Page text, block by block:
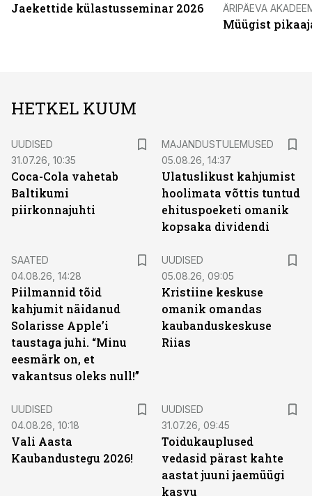
Jaekettide külastusseminar 2026 ÄRIPÄEVA
Müügist
HETKEL KUUM
UUDISED
31.07.26, 10:35
Coca-Cola vahetab
Baltikumi
piirkonnajuhti
MAJANDUSTULEMUSED
05.08.26, 14:37
Ulatuslikust kahjumist
hoolimata võttis tuntud
ehituspoeketi omanik
kopsaka dividendi
SAATED
04.08.26, 14:28
Piilmannid tõid
kahjumit näidanud
Solarisse Apple’i
taustaga juhi. “Minu
eesmärk on, et
vakantsus oleks null!”
UUDISED
05.08.26, 09:05
Kristiine keskuse
omanik omandas
kaubanduskeskuse
Riias
UUDISED
04.08.26, 10:18
Vali Aasta
Kaubandustegu 2026!
UUDISED
31.07.26, 09:45
Toidukauplused
vedasid pärast kahte
aastat juuni jaemüügi
kasvu